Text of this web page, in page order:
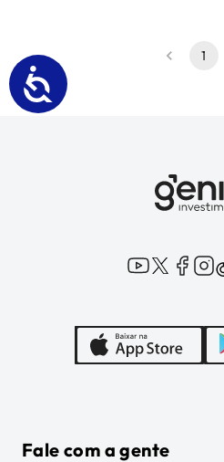
1
Fale com a gente